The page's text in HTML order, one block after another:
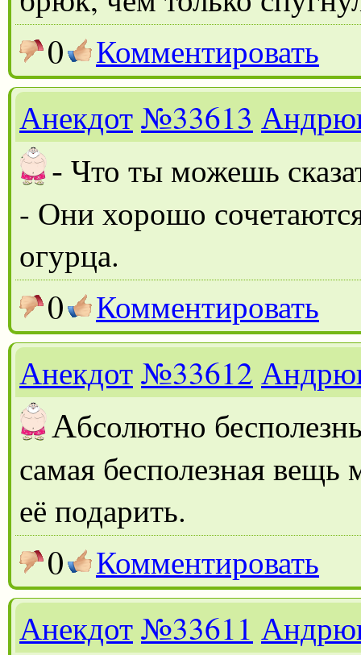
0
Комментировать
Анекдот№33613
- Что ты можешь
- Они хорошо
огурца.
0
Комментировать
Анекдот№33612
Абсолютно
самая бесполезная вещь
её подарить.
0
Комментировать
Анекдот№33611